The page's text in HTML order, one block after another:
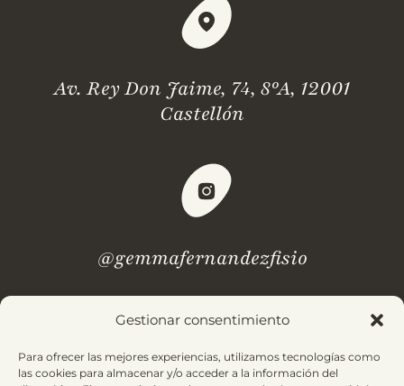
Gestionar consentimiento
Para ofrecer las mejores experiencias, utilizamos tecnologías como
las cookies para almacenar y/o acceder a la información del
Av. Rey Don Jaime, 74, 8ºA, 12001
Castellón
@gemmafernandezfisio